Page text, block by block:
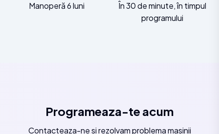
Manoperă 6 luni
În 30 de minute, în timpul
programului
Programeaza-te acum
Contacteaza-ne si rezolvam problema masinii